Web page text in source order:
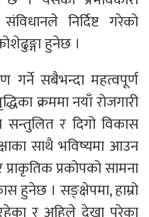
निर्दिष्ट गरेको
हुनेछ ।
गर्ने सबैभन्दा महत्वपूर्ण
क्रममा नयाँ रोजगारी
सन्तुलित र दिगो विकास
साथै भविष्यमा आउन
प्रकोपको सामना
हुनेछ । सङ्क्षेपमा, हाम्रो